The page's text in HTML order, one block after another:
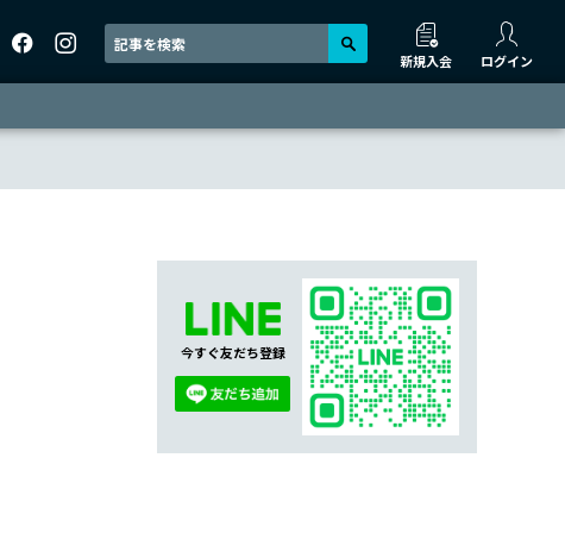
新規入会 ログイン
今すぐ友だち登録